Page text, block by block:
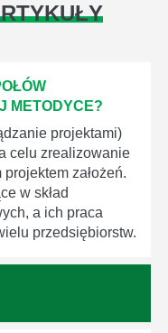
METODYCE?
projektami)
celu zrealizowanie
założeń.
w skład
a ich praca
przedsiębiorstw.